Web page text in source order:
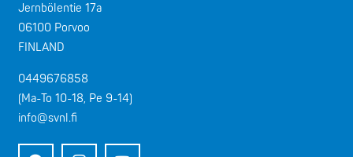
Jernbölentie 17a
06100 Porvoo
FINLAND
0449676858
(Ma-To 10-18, Pe 9-14)
info@svnl.fi